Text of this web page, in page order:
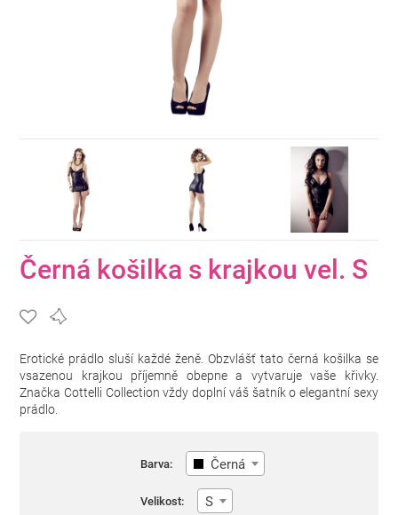
Černá košilka s krajkou vel. S
Erotické prádlo sluší každé ženě. Obzvlášť tato černá košilka se
vsazenou krajkou příjemně obepne a vytvaruje vaše křivky.
Značka Cottelli Collection vždy doplní váš šatník o elegantní sexy
prádlo.
Barva: Černá
Velikost: S